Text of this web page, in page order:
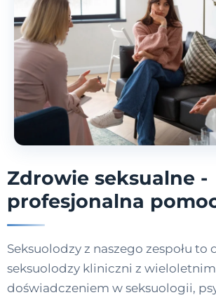
Zdrowie seksualne -
profesjonalna
Seksuolodzy z naszego zespołu to
seksuolodzy kliniczni z wieloletnim
doświadczeniem w seksuologii,